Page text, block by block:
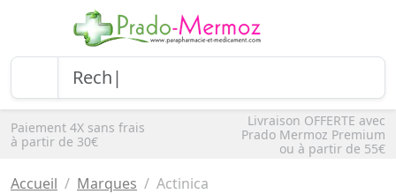
Paiement 4X sans frais
à partir de 30€
Livraison OFFERTE avec
Prado Mermoz Premium
ou à partir de 55€
Accueil Marques Actinica